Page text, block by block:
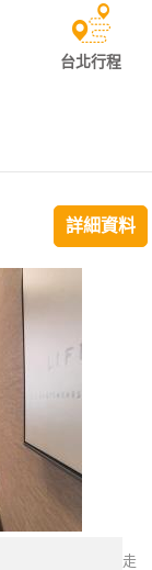
台北行程
詳細資料
走